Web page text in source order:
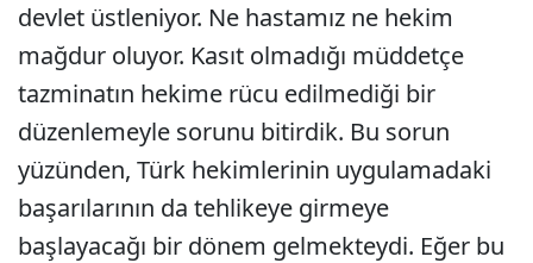
devlet üstleniyor. Ne hastamız ne hekim
mağdur oluyor. Kasıt olmadığı müddetçe
tazminatın hekime rücu edilmediği bir
düzenlemeyle sorunu bitirdik. Bu sorun
yüzünden, Türk hekimlerinin uygulamadaki
başarılarının da tehlikeye girmeye
başlayacağı bir dönem gelmekteydi. Eğer bu